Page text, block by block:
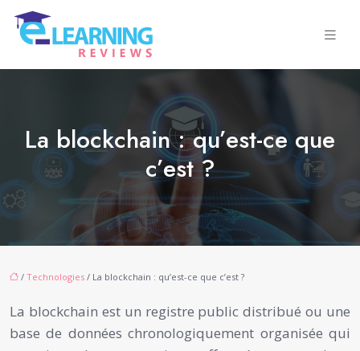
La blockchain : qu’est-ce que
c’est ?
/ Technologies / La blockchain : qu’est-ce que c’est ?
La blockchain est un registre public distribué ou une
base de données chronologiquement organisée qui